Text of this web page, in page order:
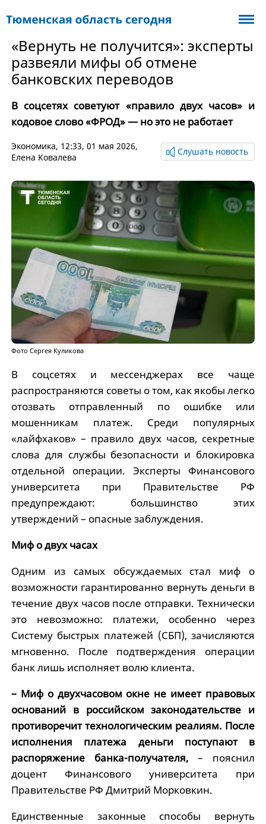
«Вернуть не получится»: эксперты
развеяли мифы об отмене
банковских переводов
В соцсетях советуют «правило двух часов» и
кодовое слово «ФРОД» — но это не работает
Экономика, 12:33, 01 мая 2026,
Елена Ковалева
Слушать новость
Фото Сергея Куликова
В соцсетях и мессенджерах все чаще
распространяются советы о том, как якобы легко
отозвать отправленный по ошибке или
мошенникам платеж. Среди популярных
«лайфхаков» – правило двух часов, секретные
слова для службы безопасности и блокировка
отдельной операции. Эксперты Финансового
университета при Правительстве РФ
предупреждают: большинство этих
утверждений – опасные заблуждения.
Миф о двух часах
Одним из самых обсуждаемых стал миф о
возможности гарантированно вернуть деньги в
течение двух часов после отправки. Технически
это невозможно: платежи, особенно через
Систему быстрых платежей (СБП), зачисляются
мгновенно. После подтверждения операции
банк лишь исполняет волю клиента.
– Миф о двухчасовом окне не имеет правовых
оснований в российском законодательстве и
противоречит технологическим реалиям. После
исполнения платежа деньги поступают в
распоряжение банка-получателя,– пояснил
доцент Финансового университета при
Правительстве РФ Дмитрий Морковкин.
Единственные законные способы вернуть